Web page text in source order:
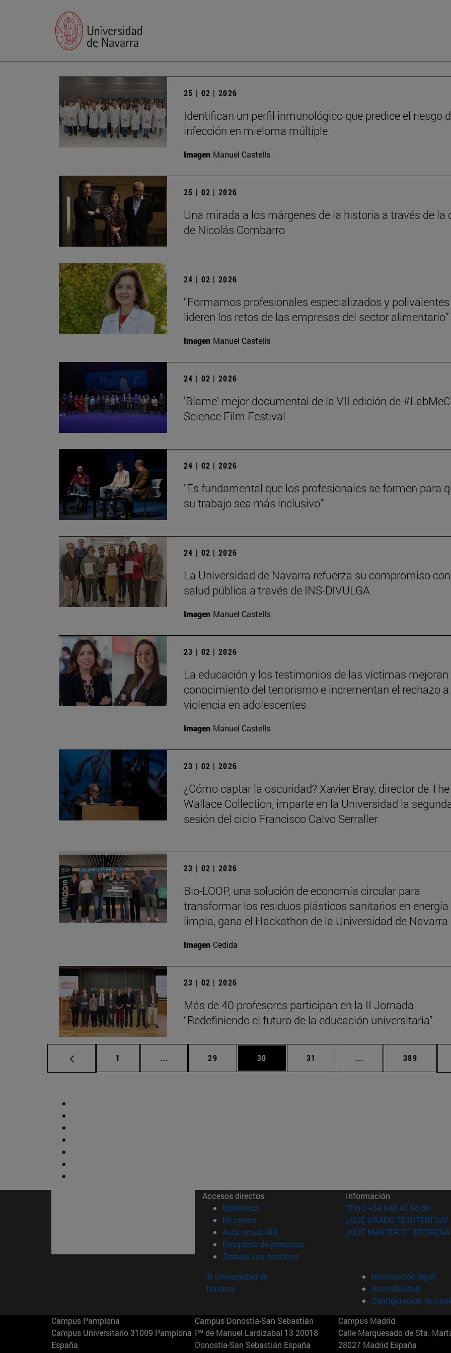
25 | 02 | 2026
Identifican un perfil inmunológico que predice el riesgo
infección en mieloma múltiple
Imagen Manuel Castells
25 | 02 | 2026
Una mirada a los márgenes de la historia a través de la
de Nicolás Combarro
24 | 02 | 2026
“Formamos profesionales especializados y
lideren los retos de las empresas del sector alimentario”
Imagen Manuel Castells
24 | 02 | 2026
'Blame' mejor documental de la VII edición de
Science Film Festival
24 | 02 | 2026
"Es fundamental que los profesionales se formen para
su trabajo sea más inclusivo"
24 | 02 | 2026
La Universidad de Navarra refuerza su compromiso
salud pública a través de INS-DIVULGA
Imagen Manuel Castells
23 | 02 | 2026
La educación y los testimonios de las víctimas mejoran
conocimiento del terrorismo e incrementan el rechazo
violencia en adolescentes
Imagen Manuel Castells
23 | 02 | 2026
¿Cómo captar la oscuridad? Xavier Bray, director de The
Wallace Collection, imparte en la Universidad la
sesión del ciclo Francisco Calvo Serraller
23 | 02 | 2026
Bio-LOOP, una solución de economía circular para
transformar los residuos plásticos sanitarios en energía
limpia, gana el Hackathon de la Universidad de Navarra
Imagen Cedida
23 | 02 | 2026
Más de 40 profesores participan en la II Jornada
“Redefiniendo el futuro de la educación universitaria”
Página
1 ... Páginas intermedias Use TAB para desplazarse.
Página
29 Página
30 Página
31 ... Páginas intermedias
Página
389
Accesos directos
Biblioteca (abre en nueva ventana)
Mi correo(abre en nueva ventana)
Aula virtual ADI (abre en nueva ventana)
Búsqueda de personas(abre en nueva ventana)
Trabaja con nosotros(abre en nueva ventana)
Información
TFNO +34 948 42 56 00
¿QUÉ GRADO TE INTERESA?
¿QUÉ MÁSTER TE
© Universidad de
Navarra
Información legal
Accesibilidad
Configuración de
Campus Pamplona
Campus Universitario 31009 Pamplona
España
Campus Donostia-San Sebastián
Pº de Manuel Lardizabal 13 20018
Donostia-San Sebastián España
Campus Madrid
Calle Marquesado de Sta.
28027 Madrid España